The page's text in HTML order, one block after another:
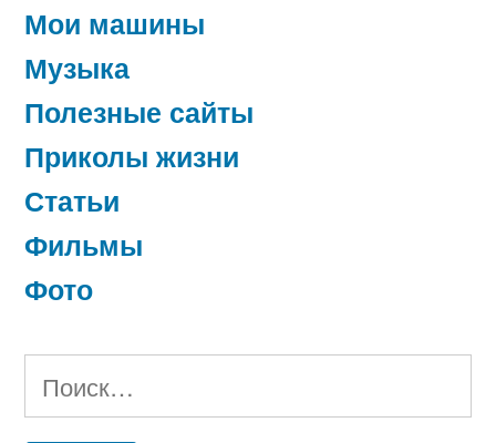
Мои машины
Музыка
Полезные сайты
Приколы жизни
Статьи
Фильмы
Фото
Найти: